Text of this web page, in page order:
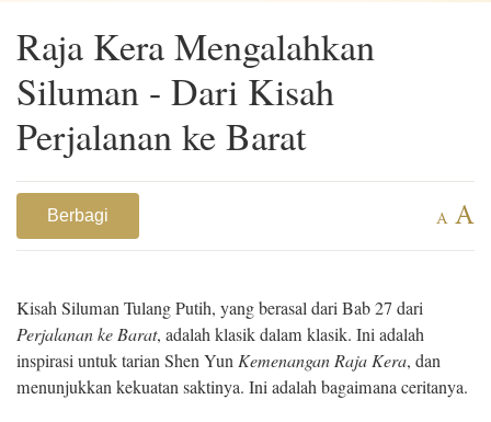
Raja Kera Mengalahkan
Siluman - Dari Kisah
Perjalanan ke Barat
Berbagi A A
Kisah Siluman Tulang Putih, yang berasal dari Bab 27 dari
Perjalanan ke Barat, adalah klasik dalam klasik. Ini adalah
inspirasi untuk tarian Shen Yun Kemenangan Raja Kera, dan
menunjukkan kekuatan saktinya. Ini adalah bagaimana ceritanya.